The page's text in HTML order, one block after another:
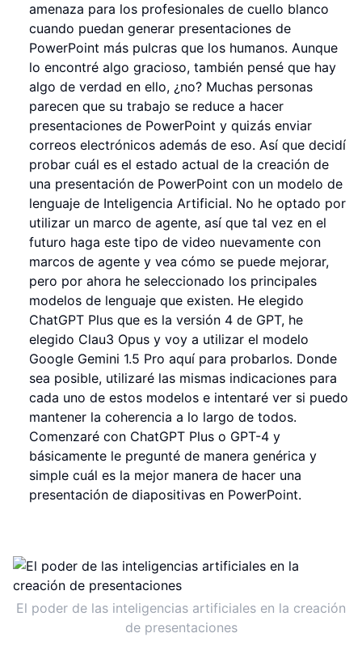
amenaza para los profesionales de cuello blanco
cuando puedan generar presentaciones de
PowerPoint más pulcras que los humanos. Aunque
lo encontré algo gracioso, también pensé que hay
algo de verdad en ello, ¿no? Muchas personas
parecen que su trabajo se reduce a hacer
presentaciones de PowerPoint y quizás enviar
correos electrónicos además de eso. Así que decidí
probar cuál es el estado actual de la creación de
una presentación de PowerPoint con un modelo de
lenguaje de Inteligencia Artificial. No he optado por
utilizar un marco de agente, así que tal vez en el
futuro haga este tipo de video nuevamente con
marcos de agente y vea cómo se puede mejorar,
pero por ahora he seleccionado los principales
modelos de lenguaje que existen. He elegido
ChatGPT Plus que es la versión 4 de GPT, he
elegido Clau3 Opus y voy a utilizar el modelo
Google Gemini 1.5 Pro aquí para probarlos. Donde
sea posible, utilizaré las mismas indicaciones para
cada uno de estos modelos e intentaré ver si puedo
mantener la coherencia a lo largo de todos.
Comenzaré con ChatGPT Plus o GPT-4 y
básicamente le pregunté de manera genérica y
simple cuál es la mejor manera de hacer una
presentación de diapositivas en PowerPoint.
El poder de las inteligencias artificiales en la creación
de presentaciones